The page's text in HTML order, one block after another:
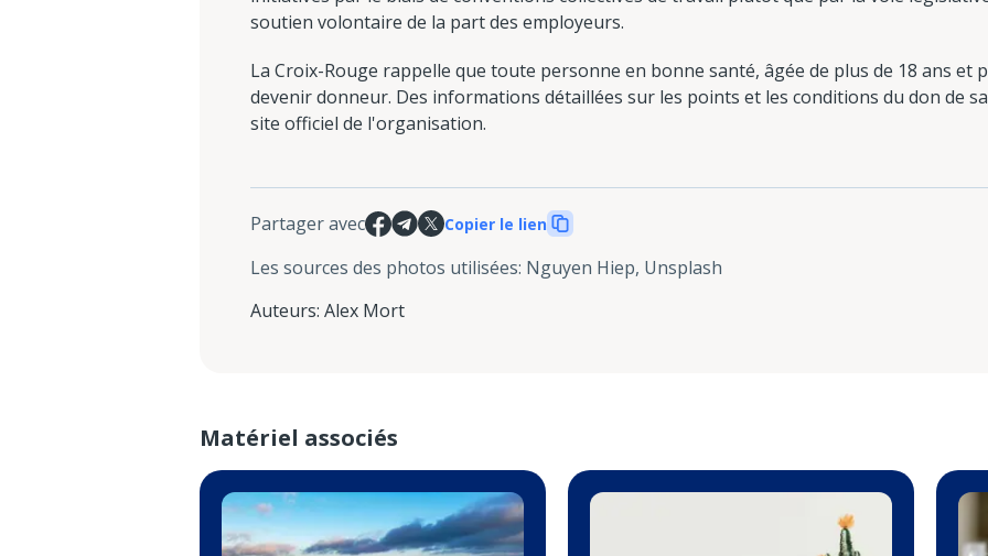
soutien volontaire de la part des employeurs.
La Croix-Rouge rappelle que toute personne en bonne santé, âgée de plus de 18 ans et
devenir donneur. Des informations détaillées sur les points et les conditions du don de
site officiel de l'organisation.
Partager avec Copier le lien
Les sources des photos utilisées: Nguyen Hiep, Unsplash
Auteurs: Alex Mort
Matériel associés